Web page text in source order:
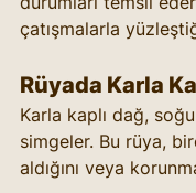
çatışmalarla
Rüyada Karla
Karla kaplı dağ,
simgeler. Bu rüya,
aldığını veya